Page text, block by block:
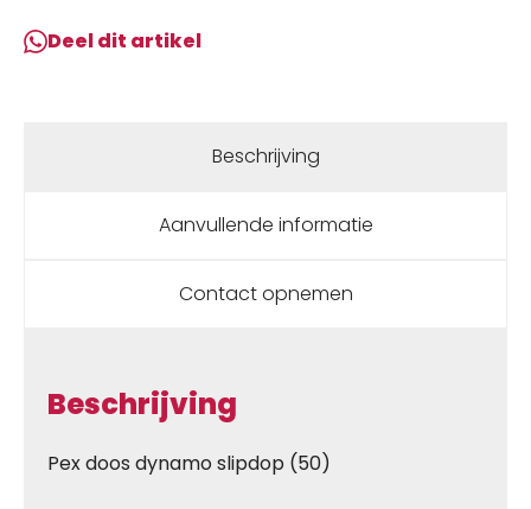
Deel dit artikel
Beschrijving
Aanvullende informatie
Contact opnemen
Beschrijving
Pex doos dynamo slipdop (50)